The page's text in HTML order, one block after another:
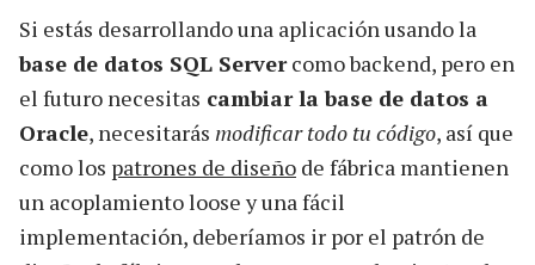
Si estás desarrollando una aplicación usando la
base de datos SQL Servercomo backend, pero en
el futuro necesitas cambiar la base de datos a
Oracle, necesitarás modificar todo tu código, así que
como los patrones de diseño de fábrica mantienen
un acoplamiento loose y una fácil
implementación, deberíamos ir por el patrón de